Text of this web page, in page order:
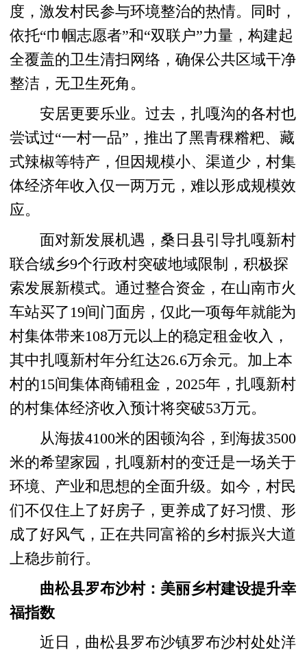
度，激发村民参与环境整治的热情。同时，
依托“巾帼志愿者”和“双联户”力量，构建起
全覆盖的卫生清扫网络，确保公共区域干净
整洁，无卫生死角。
安居更要乐业。过去，扎嘎沟的各村也
尝试过“一村一品”，推出了黑青稞糌粑、藏
式辣椒等特产，但因规模小、渠道少，村集
体经济年收入仅一两万元，难以形成规模效
应。
面对新发展机遇，桑日县引导扎嘎新村
联合绒乡9个行政村突破地域限制，积极探
索发展新模式。通过整合资金，在山南市火
车站买了19间门面房，仅此一项每年就能为
村集体带来108万元以上的稳定租金收入，
其中扎嘎新村年分红达26.6万余元。加上本
村的15间集体商铺租金，2025年，扎嘎新村
的村集体经济收入预计将突破53万元。
从海拔4100米的困顿沟谷，到海拔3500
米的希望家园，扎嘎新村的变迁是一场关于
环境、产业和思想的全面升级。如今，村民
们不仅住上了好房子，更养成了好习惯、形
成了好风气，正在共同富裕的乡村振兴大道
上稳步前行。
曲松县罗布沙村：美丽乡村建设提升幸
福指数
近日，曲松县罗布沙镇罗布沙村处处洋